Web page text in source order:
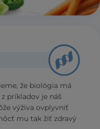
že biológia má
príkladov je náš
výživa ovplyvniť
mu tak žiť zdravý